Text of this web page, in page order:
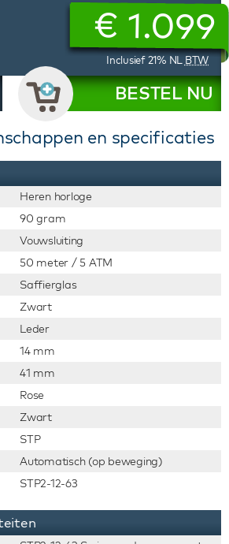
€ 1.099
Inclusief 21% NL BTW
BESTEL NU
en specificaties
Heren horloge
90 gram
Vouwsluiting
50 meter / 5 ATM
Saffierglas
Zwart
Leder
14 mm
41 mm
Rose
Zwart
STP
Automatisch (op beweging)
STP2-12-63